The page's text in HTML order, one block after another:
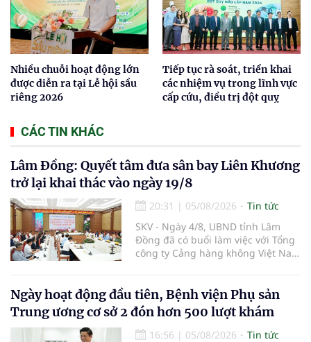
Nhiều chuỗi hoạt động lớn
được diễn ra tại Lễ hội sầu
riêng 2026
Tiếp tục rà soát, triển khai
các nhiệm vụ trong lĩnh vực
cấp cứu, điều trị đột quỵ
CÁC TIN KHÁC
Lâm Đồng: Quyết tâm đưa sân bay Liên Khương
trở lại khai thác vào ngày 19/8
20:31 | 05/08/2026
Tin tức
SKV - Ngày 4/8, UBND tỉnh Lâm
Đồng đã có buổi làm việc với Tổng
công ty Cảng hàng không Việt Nam
tác giữa tỉnh Lâm Đồng và ACV
trong việc phục hồi hoạt động
hàng không, thúc đẩy mở mới các
đường bay nội địa và quốc tế.
Ngày hoạt động đầu tiên, Bệnh viện Phụ sản
Trung ương cơ sở 2 đón hơn 500 lượt khám
16:56 | 05/08/2026
Tin tức